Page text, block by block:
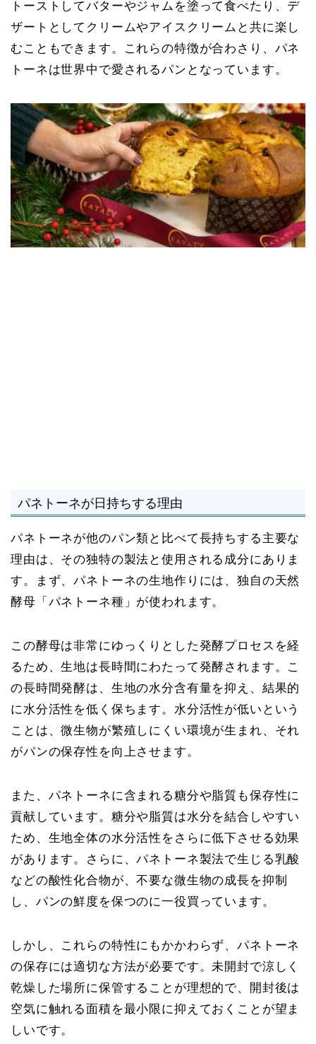
トーストしてバターやジャムを塗って食べたり、デ
ザートとしてクリームやアイスクリームと共に楽し
むこともできます。これらの特徴が合わさり、パネ
トーネは世界中で愛されるパンとなっています。
パネトーネが日持ちする理由
パネトーネが他のパン類と比べて長持ちする主要な
理由は、その独特の製法と使用される成分にありま
す。まず、パネトーネの生地作りには、独自の天然
酵母「パネトーネ種」が使われます。
この酵母は非常にゆっくりとした発酵プロセスを経
るため、生地は長時間にわたって発酵されます。こ
の長時間発酵は、生地の水分含有量を抑え、結果的
に水分活性を低く保ちます。水分活性が低いという
ことは、微生物が繁殖しにくい環境が生まれ、それ
がパンの保存性を向上させます。
また、パネトーネに含まれる糖分や脂質も保存性に
貢献しています。糖分や脂質は水分を結合しやすい
ため、生地全体の水分活性をさらに低下させる効果
があります。さらに、パネトーネ製法で生じる乳酸
などの酸性化合物が、不要な微生物の成長を抑制
し、パンの鮮度を保つのに一役買っています。
しかし、これらの特性にもかかわらず、パネトーネ
の保存には適切な方法が必要です。未開封で涼しく
乾燥した場所に保管することが理想的で、開封後は
空気に触れる面積を最小限に抑えておくことが望ま
しいです。